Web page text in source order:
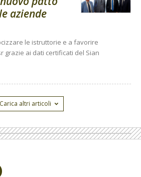
aziende
le istruttorie e a favorire
grazie ai dati certificati del Sian
Carica altri articoli